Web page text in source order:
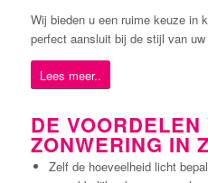
Wij bieden u een ruime keuze in
perfect aansluit bij de stijl van uw
Lees meer..
DE
ZONWERING IN
Zelf de hoeveelheid licht